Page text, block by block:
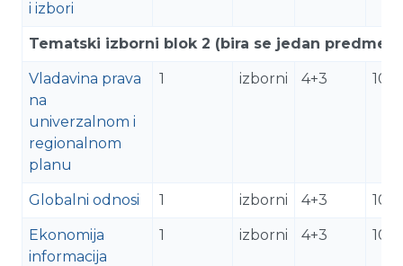
i izbori
Tematski izborni blok 2 (bira se jedan predmet)
Vladavina prava
na
univerzalnom i
regionalnom
planu
1 izborni 4+3 10
Globalni odnosi 1 izborni 4+3 10
Ekonomija
informacija
1 izborni 4+3 10